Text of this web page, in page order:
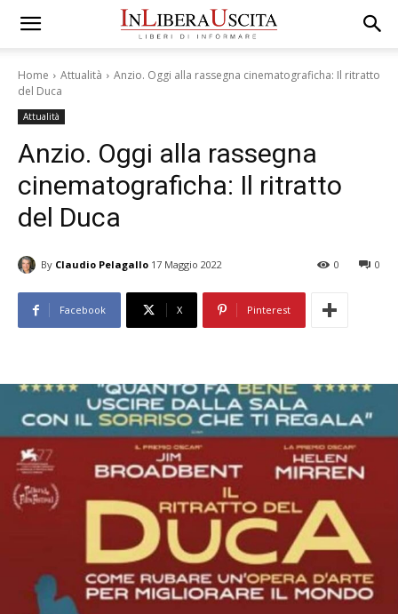
Home Attualità
Anzio. Oggi alla rassegna cinematograficha: Il ritratto
del Duca
Attualità
Anzio. Oggi alla rassegna
cinematograficha: Il ritratto
del Duca
By Claudio Pelagallo 17 Maggio 2022 0
0
Facebook X Pinterest